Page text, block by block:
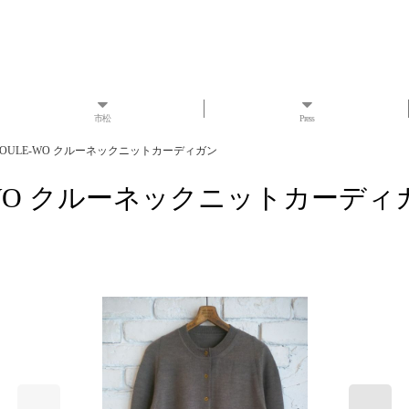
市松 Press
WO クルーネックニットカーディガン
クルーネックニットカーディ